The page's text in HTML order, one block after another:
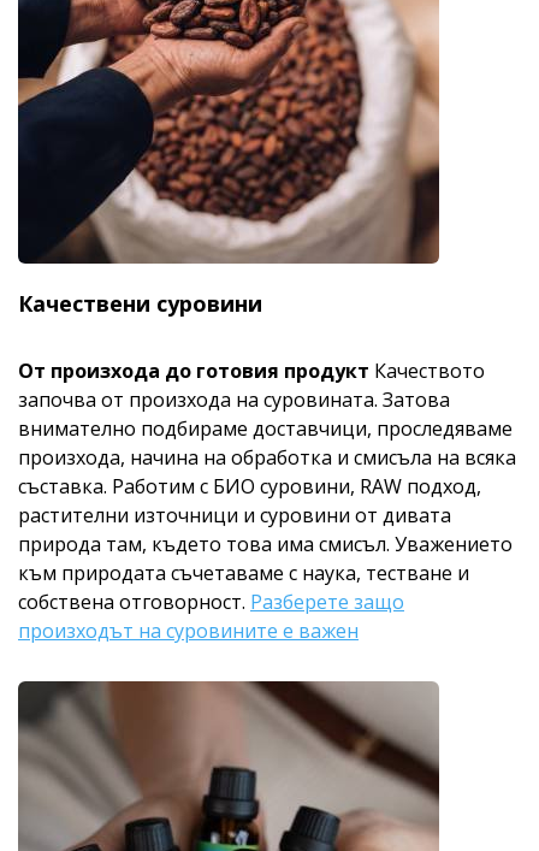
Качествени суровини
От произхода до готовия продукт Качеството
започва от произхода на суровината. Затова
внимателно подбираме доставчици, проследяваме
произхода, начина на обработка и смисъла на всяка
съставка. Работим с БИО суровини, RAW подход,
растителни източници и суровини от дивата
природа там, където това има смисъл. Уважението
към природата съчетаваме с наука, тестване и
собствена отговорност. Разберете защо
произходът на суровините е важен